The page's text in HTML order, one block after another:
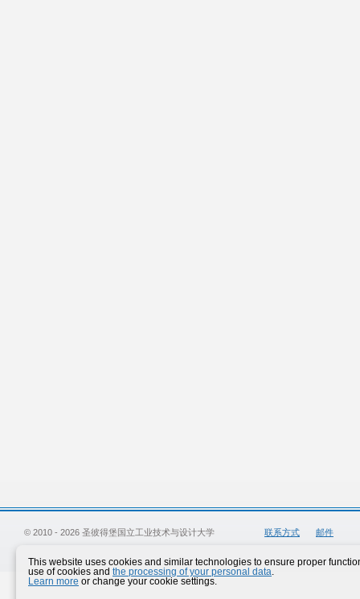
© 2010 - 2026 圣彼得堡国立工业技术与设计大学 联系方式 邮件
This website uses cookies and similar technologies to ensure proper
use of cookies and the processing of your personal data.
Learn more or change your cookie settings.